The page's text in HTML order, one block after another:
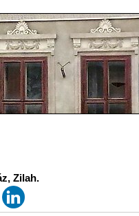
Zilah.